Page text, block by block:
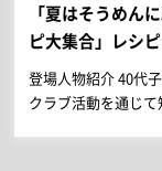
「夏はそうめん
ピ大集合」レシ
登場人物紹介 40代
クラブ活動を通じ